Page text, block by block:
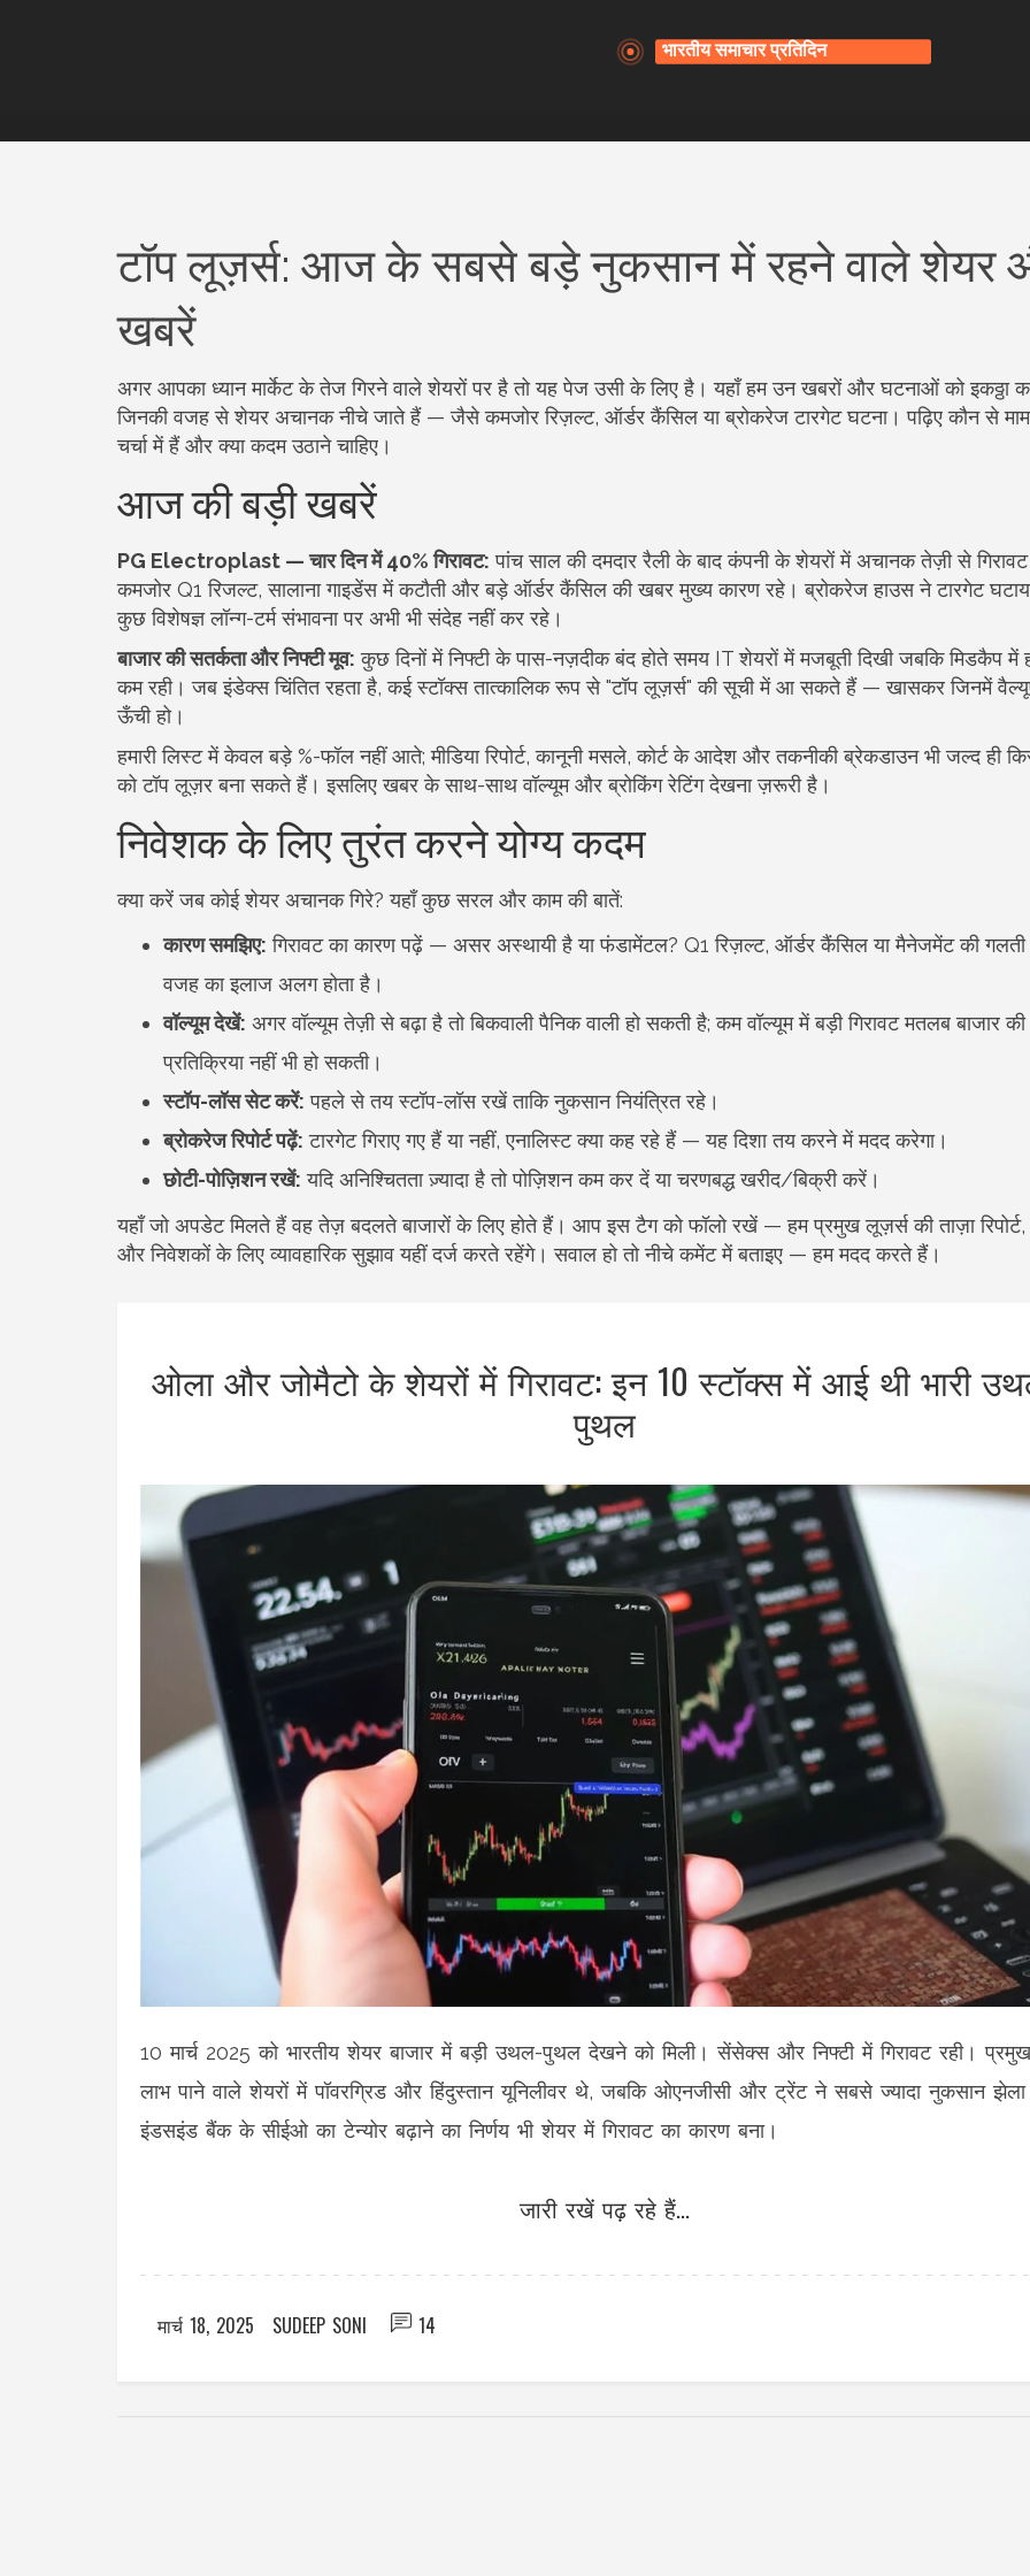
टॉप लूज़र्स: आज के सबसे बड़े नुकसान में रहने वाले शेयर
खबरें
अगर आपका ध्यान मार्केट के तेज गिरने वाले शेयरों पर है तो यह पेज उसी के लिए है। यहाँ हम उन खबरों और घटनाओं को इकठ्ठा
जिनकी वजह से शेयर अचानक नीचे जाते हैं — जैसे कमजोर रिज़ल्ट, ऑर्डर कैंसिल या ब्रोकरेज टारगेट घटना। पढ़िए कौन से
चर्चा में हैं और क्या कदम उठाने चाहिए।
आज की बड़ी खबरें
PG Electroplast — चार दिन में 40% गिरावट: पांच साल की दमदार रैली के बाद कंपनी के शेयरों में अचानक तेज़ी से
कमजोर Q1 रिजल्ट, सालाना गाइडेंस में कटौती और बड़े ऑर्डर कैंसिल की खबर मुख्य कारण रहे। ब्रोकरेज हाउस ने टारगेट
कुछ विशेषज्ञ लॉन्ग-टर्म संभावना पर अभी भी संदेह नहीं कर रहे।
बाजार की सतर्कता और निफ्टी मूव: कुछ दिनों में निफ्टी के पास-नज़दीक बंद होते समय IT शेयरों में मजबूती दिखी जबकि मिडकैप
कम रही। जब इंडेक्स चिंतित रहता है, कई स्टॉक्स तात्कालिक रूप से "टॉप लूज़र्स" की सूची में आ सकते हैं — खासकर जिनमें
ऊँची हो।
हमारी लिस्ट में केवल बड़े %-फॉल नहीं आते; मीडिया रिपोर्ट, कानूनी मसले, कोर्ट के आदेश और तकनीकी ब्रेकडाउन भी जल्द ही
को टॉप लूज़र बना सकते हैं। इसलिए खबर के साथ-साथ वॉल्यूम और ब्रोकिंग रेटिंग देखना ज़रूरी है।
निवेशक के लिए तुरंत करने योग्य कदम
क्या करें जब कोई शेयर अचानक गिरे? यहाँ कुछ सरल और काम की बातें:
कारण समझिए: गिरावट का कारण पढ़ें — असर अस्थायी है या फंडामेंटल? Q1 रिज़ल्ट, ऑर्डर कैंसिल या मैनेजमेंट की
वजह का इलाज अलग होता है।
वॉल्यूम देखें: अगर वॉल्यूम तेज़ी से बढ़ा है तो बिकवाली पैनिक वाली हो सकती है; कम वॉल्यूम में बड़ी गिरावट मतलब बाजार की
प्रतिक्रिया नहीं भी हो सकती।
स्टॉप-लॉस सेट करें: पहले से तय स्टॉप-लॉस रखें ताकि नुकसान नियंत्रित रहे।
ब्रोकरेज रिपोर्ट पढ़ें: टारगेट गिराए गए हैं या नहीं, एनालिस्ट क्या कह रहे हैं — यह दिशा तय करने में मदद करेगा।
छोटी-पोज़िशन रखें: यदि अनिश्चितता ज़्यादा है तो पोज़िशन कम कर दें या चरणबद्ध खरीद/बिक्री करें।
यहाँ जो अपडेट मिलते हैं वह तेज़ बदलते बाजारों के लिए होते हैं। आप इस टैग को फॉलो रखें — हम प्रमुख लूज़र्स की ताज़ा
और निवेशकों के लिए व्यावहारिक सुझाव यहीं दर्ज करते रहेंगे। सवाल हो तो नीचे कमेंट में बताइए — हम मदद करते हैं।
ओला और जोमैटो के शेयरों में गिरावट: इन 10 स्टॉक्स में आई थी भारी
पुथल
10 मार्च 2025 को भारतीय शेयर बाजार में बड़ी उथल-पुथल देखने को मिली। सेंसेक्स और निफ्टी में गिरावट रही। प्रमुख
लाभ पाने वाले शेयरों में पॉवरग्रिड और हिंदुस्तान यूनिलीवर थे, जबकि ओएनजीसी और ट्रेंट ने सबसे ज्यादा नुकसान
इंडसइंड बैंक के सीईओ का टेन्योर बढ़ाने का निर्णय भी शेयर में गिरावट का कारण बना।
जारी रखें पढ़ रहे हैं...
मार्च 18, 2025 SUDEEP SONI 14